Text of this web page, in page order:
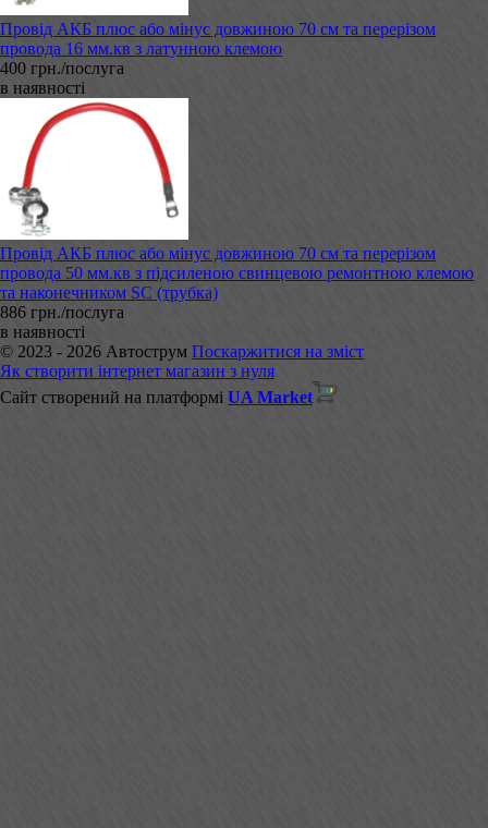
Провід АКБ плюс або мінус довжиною 70 см та перерізом
провода 16 мм.кв з латунною клемою
400 грн./послуга
в наявності
Провід АКБ плюс або мінус довжиною 70 см та перерізом
провода 50 мм.кв з підсиленою свинцевою ремонтною клемою
та наконечником SC (трубка)
886 грн./послуга
в наявності
© 2023 - 2026 Автострум Поскаржитися на зміст
Як створити інтернет магазин з нуля
Сайт створений на платформі UA Market